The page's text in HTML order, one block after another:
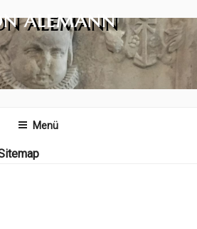
ALEMANN
Menü